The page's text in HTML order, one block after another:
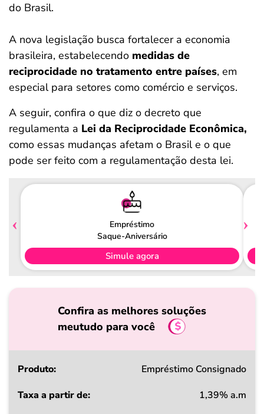
do Brasil.
A nova legislação busca fortalecer a economia
brasileira, estabelecendo medidas de
reciprocidade no tratamento entre países, em
especial para setores como comércio e serviços.
A seguir, confira o que diz o decreto que
regulamenta a Lei da Reciprocidade Econômica,
como essas mudanças afetam o Brasil e o que
pode ser feito com a regulamentação desta lei.
Empréstimo
Saque-Aniversário
Simule agora
Confira as melhores soluções
meutudo para você
Produto
Empréstimo Consignado
1,39% a.m